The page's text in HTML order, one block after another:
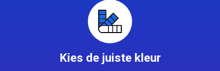
Kies de juiste kleur